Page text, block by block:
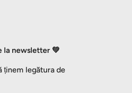
la newsletter 💚
ținem legătura de